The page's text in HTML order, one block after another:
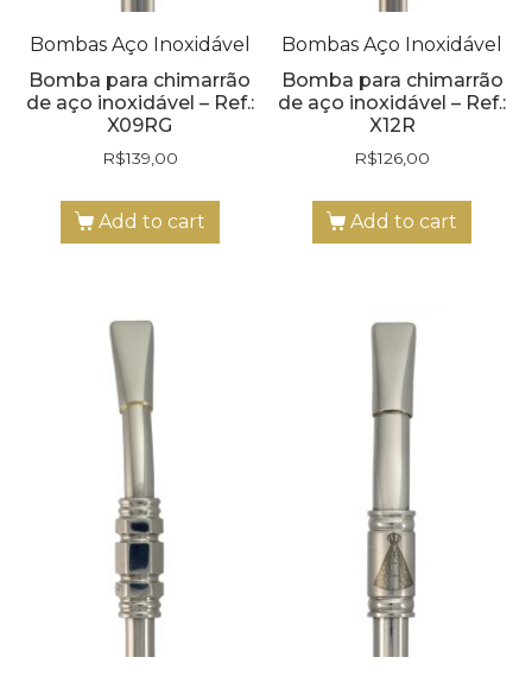
Bombas Aço Inoxidável
Bomba para chimarrão
de aço inoxidável – Ref.:
X09RG
R$139,00
Add to cart
Bombas Aço Inoxidável
Bomba para chimarrão
de aço inoxidável – Ref.:
X12R
R$126,00
Add to cart